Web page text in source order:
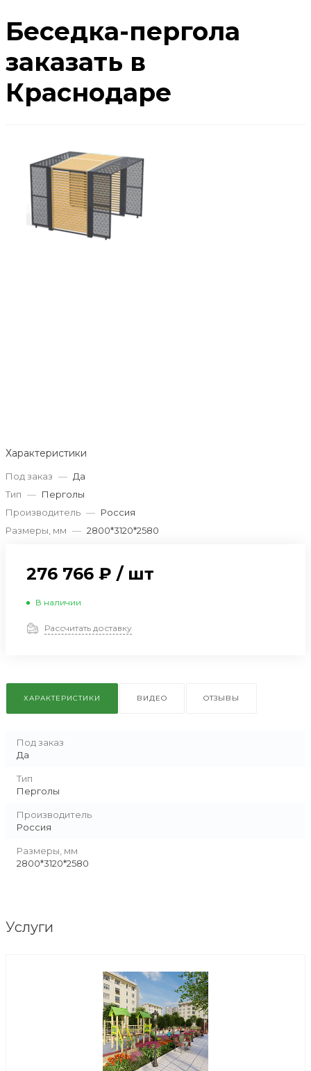
Беседка-пергола
заказать в
Краснодаре
Характеристики
Под заказ — Да
Тип — Перголы
Производитель — Россия
Размеры, мм — 2800*3120*2580
276 766 ₽ / шт
В наличии
Рассчитать доставку
ХАРАКТЕРИСТИКИ ВИДЕО ОТЗЫВЫ
Под заказ
Да
Тип
Перголы
Производитель
Россия
Размеры, мм
2800*3120*2580
Услуги